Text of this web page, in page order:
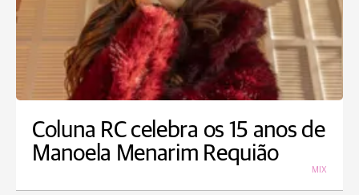
Coluna RC celebra os 15 anos de
Manoela Menarim Requião
MIX